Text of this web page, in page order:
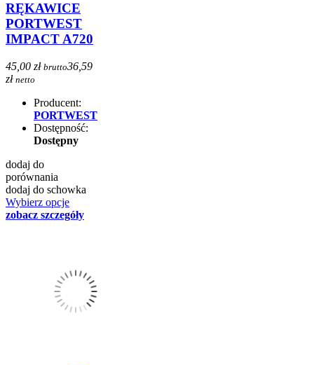
RĘKAWICE
PORTWEST
IMPACT A720
45,00 zł brutto36,59
zł netto
Producent:
PORTWEST
Dostępność:
Dostępny
dodaj do
porównania
dodaj do schowka
Wybierz opcje
zobacz szczegóły